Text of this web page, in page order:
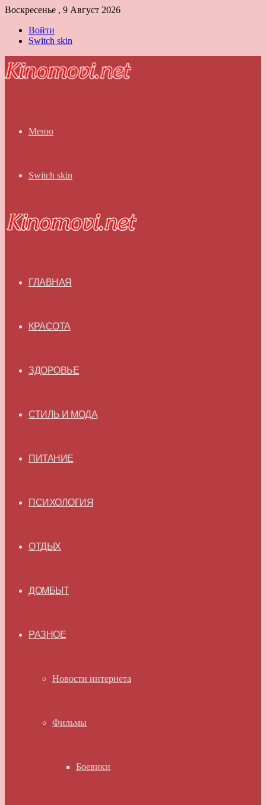
Воскресенье , 9 Август 2026
Войти
Switch skin
Меню
Switch skin
ГЛАВНАЯ
КРАСОТА
ЗДОРОВЬЕ
СТИЛЬ И МОДА
ПИТАНИЕ
ПСИХОЛОГИЯ
ОТДЫХ
ДОМБЫТ
РАЗНОЕ
Новости интернета
Фильмы
Боевики